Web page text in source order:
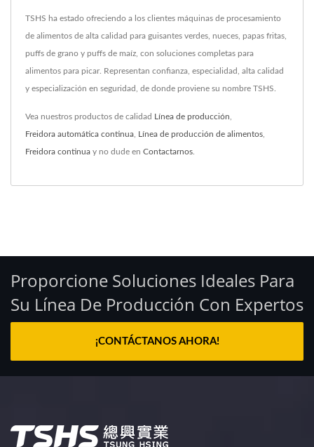
TSHS ha estado ofreciendo a los clientes máquinas de procesamiento
de alimentos de alta calidad para guisantes verdes, nueces, papas fritas,
puffs de grano y puffs de maíz, con soluciones completas para
alimentos para picar. Representan confianza, especialidad, alta calidad
y especialización en seguridad, de donde proviene su nombre TSHS.
Vea nuestros productos de calidad Línea de producción
Freidora automática continua Línea de producción de alimentos
Freidora continua y no dude en Contactarnos
Proporcione Soluciones Ideales Para
Su Línea De Producción Con Expertos
¡CONTÁCTANOS AHORA!